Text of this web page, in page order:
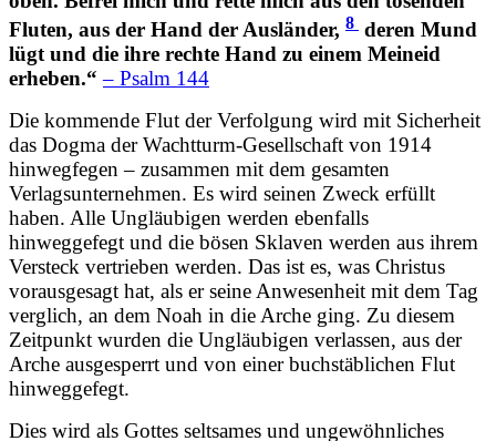
Fluten, aus der Hand der Ausländer, 8 deren Mund
lügt und die ihre rechte Hand zu einem Meineid
erheben.“– Psalm 144
Die kommende Flut der Verfolgung wird mit Sicherheit
das Dogma der Wachtturm-Gesellschaft von 1914
hinwegfegen – zusammen mit dem gesamten
Verlagsunternehmen. Es wird seinen Zweck erfüllt
haben. Alle Ungläubigen werden ebenfalls
hinweggefegt und die bösen Sklaven werden aus ihrem
Versteck vertrieben werden. Das ist es, was Christus
vorausgesagt hat, als er seine Anwesenheit mit dem Tag
verglich, an dem Noah in die Arche ging. Zu diesem
Zeitpunkt wurden die Ungläubigen verlassen, aus der
Arche ausgesperrt und von einer buchstäblichen Flut
hinweggefegt.
Dies wird als Gottes seltsames und ungewöhnliches